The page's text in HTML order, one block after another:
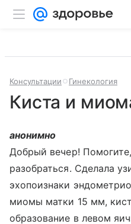
Консультации Гинекология
Киста и
анонимно
Добрый вечер!
разобраться. Сделала
эхопоизнаки
миомы матки 15 мм,
образование в левом